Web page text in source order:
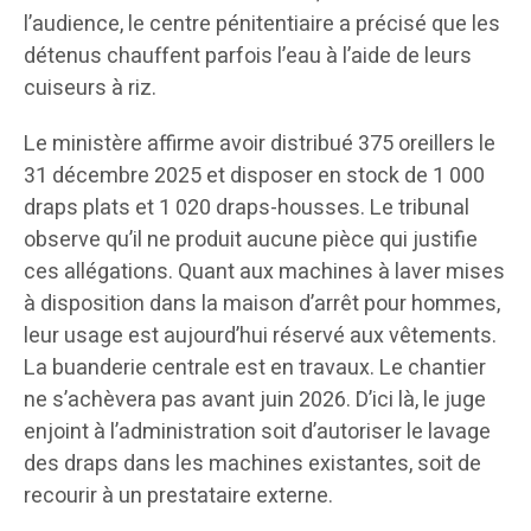
l’audience, le centre pénitentiaire a précisé que les
détenus chauffent parfois l’eau à l’aide de leurs
cuiseurs à riz.
Le ministère affirme avoir distribué 375 oreillers le
31 décembre 2025 et disposer en stock de 1 000
draps plats et 1 020 draps-housses. Le tribunal
observe qu’il ne produit aucune pièce qui justifie
ces allégations. Quant aux machines à laver mises
à disposition dans la maison d’arrêt pour hommes,
leur usage est aujourd’hui réservé aux vêtements.
La buanderie centrale est en travaux. Le chantier
ne s’achèvera pas avant juin 2026. D’ici là, le juge
enjoint à l’administration soit d’autoriser le lavage
des draps dans les machines existantes, soit de
recourir à un prestataire externe.